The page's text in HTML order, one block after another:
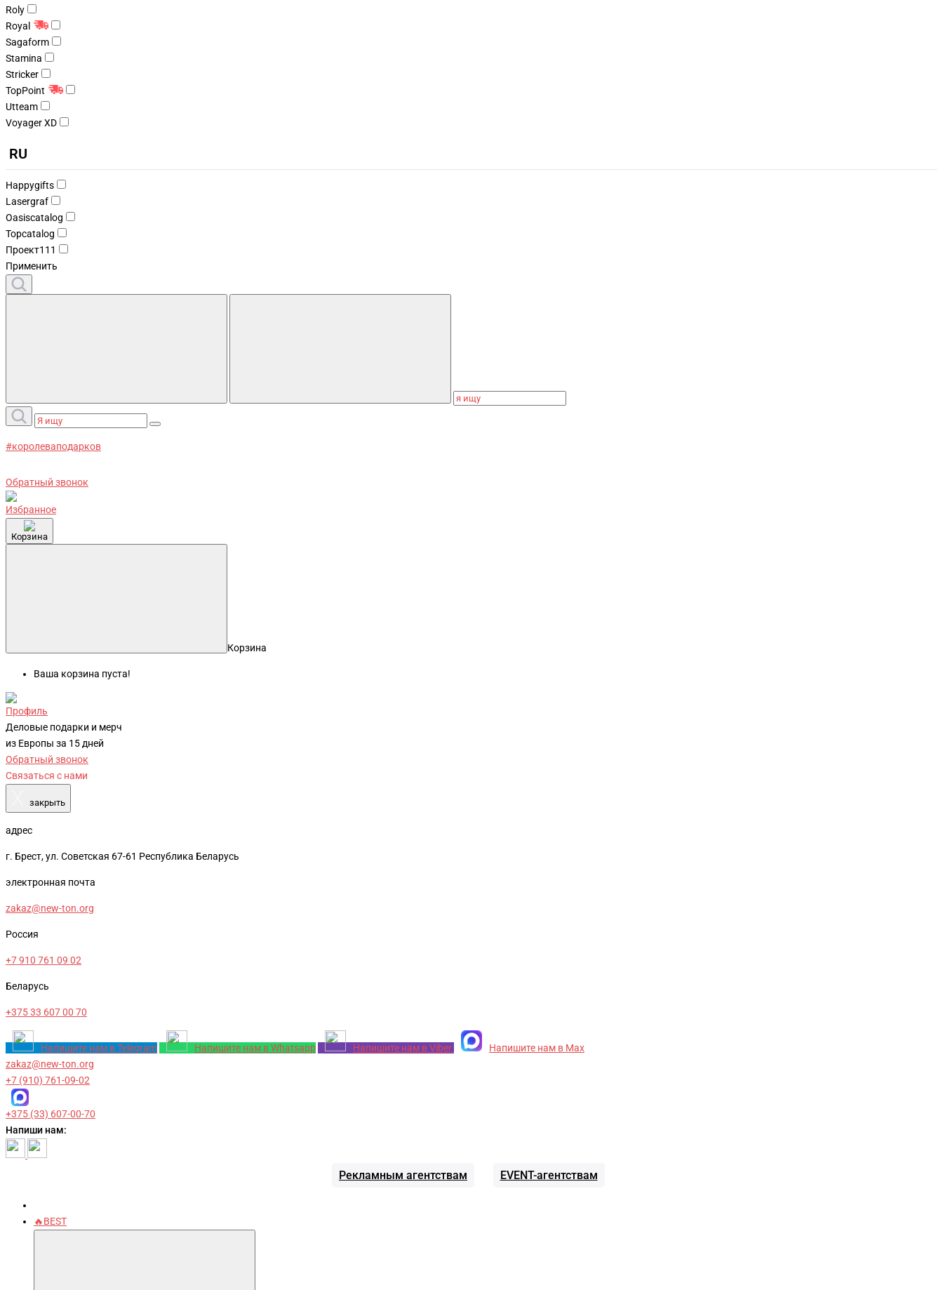
Roly
Royal
Sagaform
Stamina
Stricker
TopPoint
Utteam
Voyager XD
RU
Happygifts
Lasergraf
Oasiscatalog
Topcatalog
Проект111
Применить
#королеваподарков
Обратный звонок
Избранное
Корзина
Корзина
Ваша корзина пуста!
Профиль
Деловые подарки и мерч
из Европы за 15 дней
Обратный звонок
Связаться с нами
закрыть
адрес
г. Брест, ул. Советская 67-61 Республика Беларусь
электронная почта
zakaz@new-ton.org
Россия
+7 910 761 09 02
Беларусь
+375 33 607 00 70
Напишите нам в Telegram Напишите нам в Whatsapp Напишите нам в Viber
Напишите нам в Max
zakaz@new-ton.org
+7 (910) 761-09-02
+375 (33) 607-00-70
Напиши нам:
Рекламным агентствам EVENT-агентствам
🔥BEST